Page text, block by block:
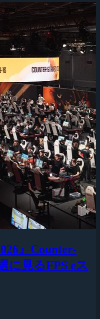
』Counter-
に見るFPS eス